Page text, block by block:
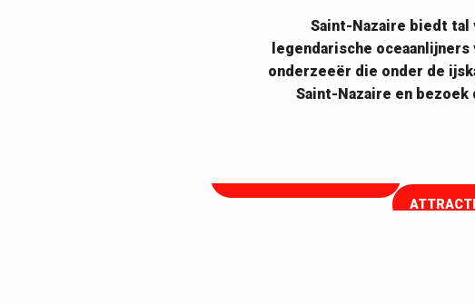
Saint-Nazaire biedt tal
legendarische oceaanlijners
onderzeeër die onder de
Saint-Nazaire en
Ecomusée
Tumulus